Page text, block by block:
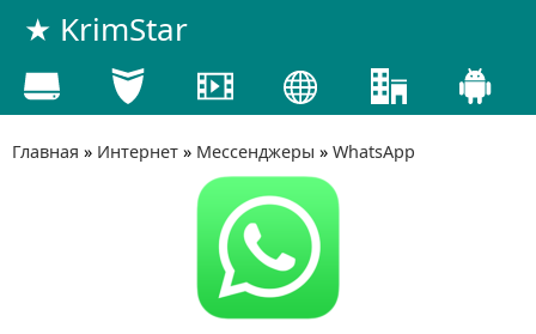
★ KrimStar
Главная » Интернет » Мессенджеры » WhatsApp